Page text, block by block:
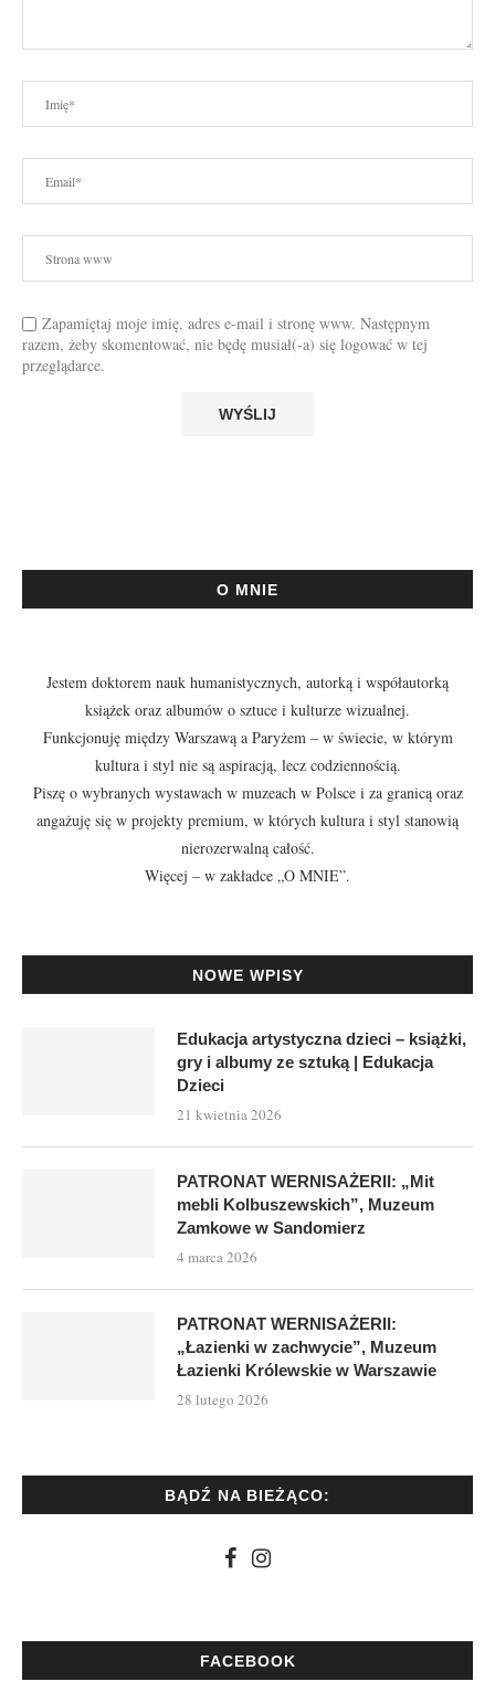
Zapamiętaj moje imię, adres e-mail i stronę www. Następnym
razem, żeby skomentować, nie będę musiał(-a) się logować w tej
przeglądarce.
O MNIE
Jestem doktorem nauk humanistycznych, autorką i współautorką
książek oraz albumów o sztuce i kulturze wizualnej.
Funkcjonuję między Warszawą a Paryżem – w świecie, w którym
kultura i styl nie są aspiracją, lecz codziennością.
Piszę o wybranych wystawach w muzeach w Polsce i za granicą oraz
angażuję się w projekty premium, w których kultura i styl stanowią
nierozerwalną całość.
Więcej – w zakładce „O MNIE”.
NOWE WPISY
Edukacja artystyczna dzieci – książki,
gry i albumy ze sztuką | Edukacja
Dzieci
21 kwietnia 2026
PATRONAT WERNISAŻERII: „Mit
mebli Kolbuszewskich”, Muzeum
Zamkowe w Sandomierz
4 marca 2026
PATRONAT WERNISAŻERII:
„Łazienki w zachwycie”, Muzeum
Łazienki Królewskie w Warszawie
28 lutego 2026
BĄDŹ NA BIEŻĄCO:
FACEBOOK